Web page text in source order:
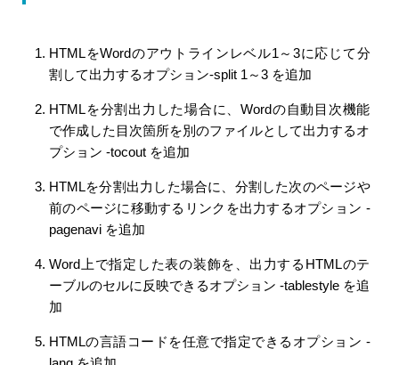
HTMLをWordのアウトラインレベル1～3に応じて分
割して出力するオプション-split 1～3 を追加
HTMLを分割出力した場合に、Wordの自動目次機能
で作成した目次箇所を別のファイルとして出力するオ
プション -tocout を追加
HTMLを分割出力した場合に、分割した次のページや
前のページに移動するリンクを出力するオプション -
pagenavi を追加
Word上で指定した表の装飾を、出力するHTMLのテ
ーブルのセルに反映できるオプション -tablestyle を追
加
HTMLの言語コードを任意で指定できるオプション -